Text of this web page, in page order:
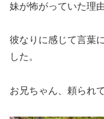
妹が怖がっていた理
彼なりに感じて言葉
した。
お兄ちゃん、頼られ